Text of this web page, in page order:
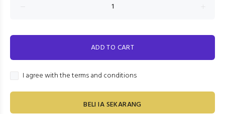
ADD TO CART
I agree with the terms and conditions
BELI IA SEKARANG